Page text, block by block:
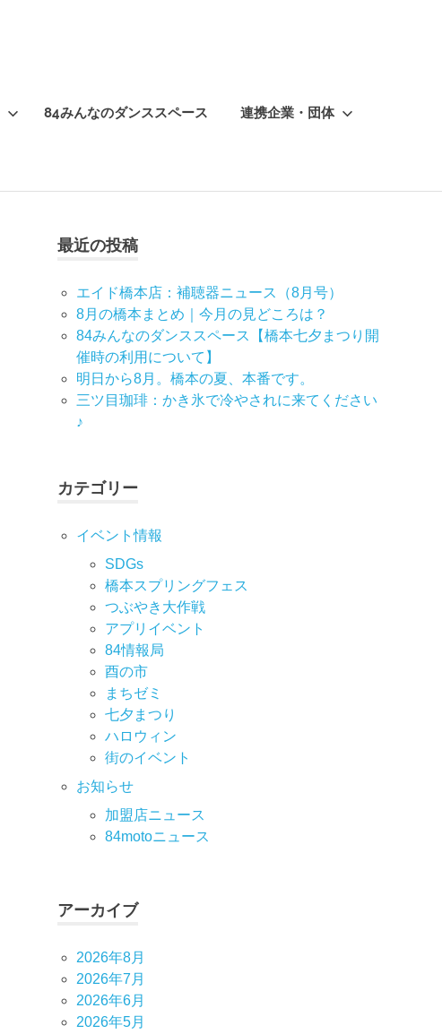
84みんなのダンススペース 連携企業・団体
最近の投稿
エイド橋本店：補聴器ニュース（8月号）
8月の橋本まとめ｜今月の見どころは？
84みんなのダンススペース【橋本七夕まつり開
催時の利用について】
明日から8月。橋本の夏、本番です。
三ツ目珈琲：かき氷で冷やされに来てください
♪
カテゴリー
イベント情報
SDGs
橋本スプリングフェス
つぶやき大作戦
アプリイベント
84情報局
酉の市
まちゼミ
七⼣まつり
ハロウィン
街のイベント
お知らせ
加盟店ニュース
84motoニュース
アーカイブ
2026年8月
2026年7月
2026年6月
2026年5月